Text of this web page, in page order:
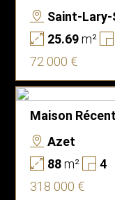
Saint-Lary-
25.69m²
72 000 €
Maison
Azet
88m²
4
318 000 €